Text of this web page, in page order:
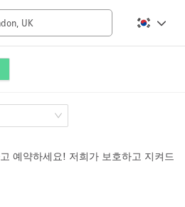
5000+ sq ft
예약하세요! 저희가 보호하고 지켜드